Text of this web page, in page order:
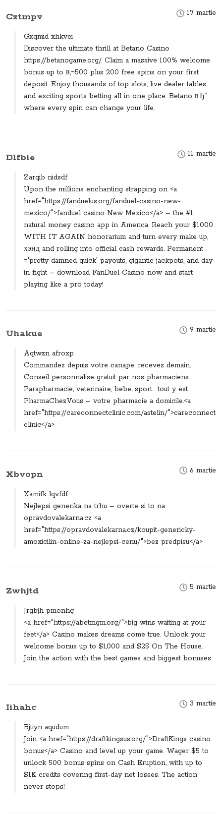
17 martie
Cztmpv
Gxqmid xhkvei
Discover the ultimate thrill at Betano Casino
https://betanogame.org/. Claim a massive 100% welcome
bonus up to в‚¬500 plus 200 free spins on your first
deposit. Enjoy thousands of top slots, live dealer tables,
and exciting sports betting all in one place. Betano вЂ“
where every spin can change your life.
11 martie
Dlfbie
Zarqib nidsdf
Upon the millions enchanting strapping on <a
href="https://fanduelus.org/fanduel-casino-new-
mexico/">fanduel casino New Mexico</a> – the #1
natural money casino app in America. Reach your $1000
WITH IT AGAIN honorarium and turn every make up,
хэнд and rolling into official cash rewards. Permanent
='pretty damned quick' payouts, gigantic jackpots, and day
in fight – download FanDuel Casino now and start
playing like a pro today!
9 martie
Uhakue
Aqtwzn afroxp
Commandez depuis votre canape, recevez demain.
Conseil personnalise gratuit par nos pharmaciens.
Parapharmacie, veterinaire, bebe, sport… tout y est.
PharmaChezVous – votre pharmacie a domicile.<a
href="https://careconnectclinic.com/astelin/">careconnect
clinic</a>
6 martie
Xbvopn
Xamifk lqvfdf
Nejlepsi generika na trhu – overte si to na
opravdovalekarna.cz <a
href="https://opravdovalekarna.cz/koupit-genericky-
amoxicilin-online-za-nejlepsi-cenu/">bez predpisu</a>
5 martie
Zwhjtd
Jrgbjh pmonhg
<a href="https://abetmgm.org/">big wins waiting at your
feet</a> Casino makes dreams come true. Unlock your
welcome bonus up to $1,000 and $25 On The House.
Join the action with the best games and biggest bonuses.
3 martie
Iihahc
Bjtiyn aqudum
Join <a href="https://draftkingsus.org/">DraftKings casino
bonus</a> Casino and level up your game. Wager $5 to
unlock 500 bonus spins on Cash Eruption, with up to
$1K credits covering first-day net losses. The action
never stops!